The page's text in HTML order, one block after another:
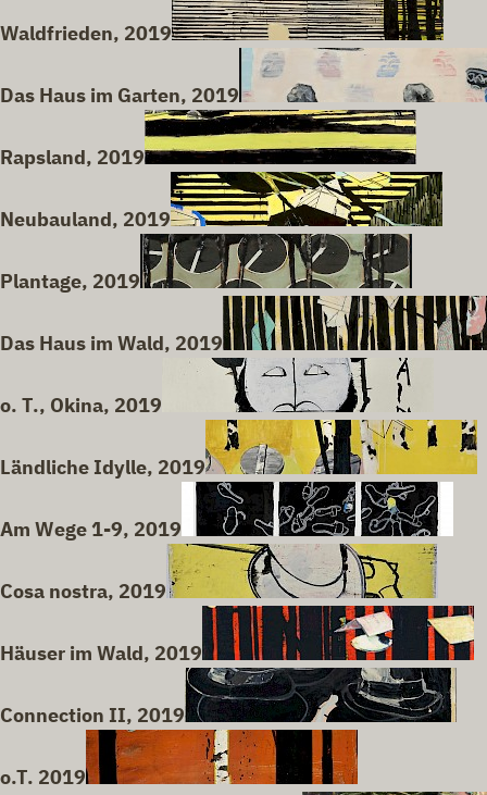
Waldfrieden, 2019
Das Haus im Garten, 2019
Rapsland, 2019
Neubauland, 2019
Plantage, 2019
Das Haus im Wald, 2019
o. T., Okina, 2019
Ländliche Idylle, 2019
Am Wege 1-9, 2019
Cosa nostra, 2019
Häuser im Wald, 2019
Connection II, 2019
o.T. 2019